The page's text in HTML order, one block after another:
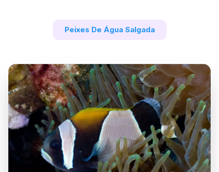
Peixes De Água Salgada